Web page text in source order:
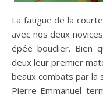
La fatigue de la
avec nos deux
épée bouclier. Bien
deux leur premier
beaux combats par la
Pierre-Emmanuel